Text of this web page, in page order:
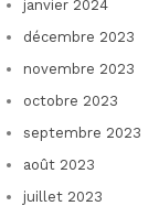
janvier 2024
décembre 2023
novembre 2023
octobre 2023
septembre 2023
août 2023
juillet 2023